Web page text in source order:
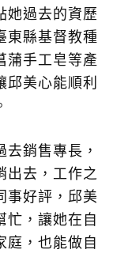
她過去的資歷
東縣基督教種
蒲手工皂等產
美心能順利
銷售專長，
出去，工作之
事好評，邱美
忙，讓她在自
庭，也能做自